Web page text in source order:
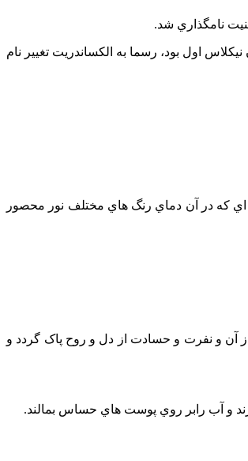
نامگذاري شد.
اول بود، رسما به الکساندريت تغيير نام
که در آن دماي رنگ هاي مختلف نور محصور
آن و نفرت و حسادت از دل و روح پاک گردد و
و آب رابر روي پوست هاي حساس بمالند.